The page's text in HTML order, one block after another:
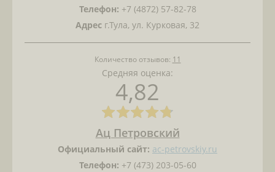
Телефон: +7 (4872) 57-82-78
Адрес г.Тула, ул. Курковая, 32
Количество отзывов: 11
Средняя оценка:
4,82
Ац Петровский
Официальный сайт: ac-petrovskiy.ru
Телефон: +7 (473) 203-05-60